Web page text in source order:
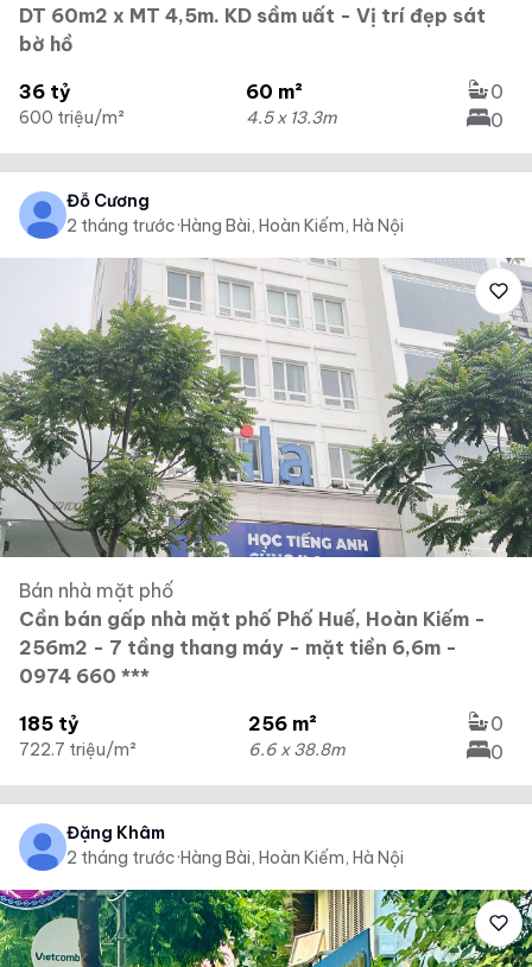
DT 60m2 x MT 4,5m. KD sầm uất - Vị trí đẹp sát
bờ hồ
36 tỷ
600 triệu/m²
60 m²
4.5 x 13.3m
0
0
Đỗ Cương
2 tháng trước·Hàng Bài, Hoàn Kiếm, Hà Nội
Bán nhà mặt phố
Cần bán gấp nhà mặt phố Phố Huế, Hoàn Kiếm -
256m2 - 7 tầng thang máy - mặt tiền 6,6m -
0974 660 ***
185 tỷ
722.7 triệu/m²
256 m²
6.6 x 38.8m
0
0
Đặng Khâm
2 tháng trước·Hàng Bài, Hoàn Kiếm, Hà Nội